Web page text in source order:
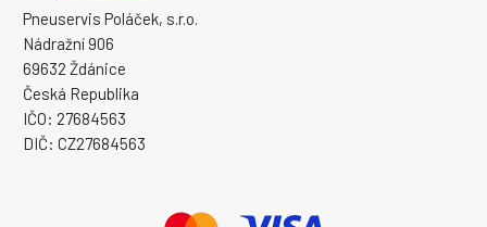
Pneuservis Poláček, s.r.o.
Nádražní 906
69632 Ždánice
Česká Republika
IČO: 27684563
DIČ: CZ27684563